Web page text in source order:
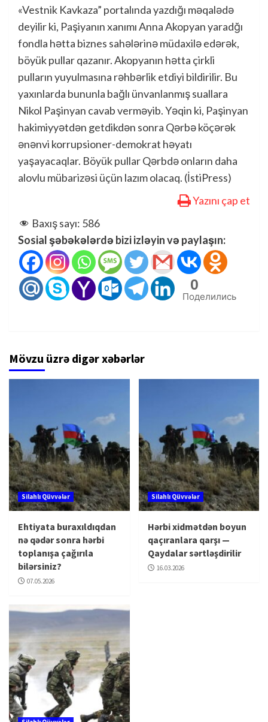
«Vestnik Kavkaza” portalında yazdığı məqalədə
deyilir ki, Paşiyanın xanımı Anna Akopyan yaradğı
fondla hətta biznes sahələrinə müdaxilə edərək,
böyük pullar qazanır. Akopyanın hətta çirkli
pulların yuyulmasına rəhbərlik etdiyi bildirilir. Bu
yaxınlarda bununla bağlı ünvanlanmış suallara
Nikol Paşinyan cavab verməyib. Yəqin ki, Paşinyan
hakimiyyətdən getdikdən sonra Qərbə köçərək
ənənvi korrupsioner-demokrat həyatı
yaşayacaqlar. Böyük pullar Qərbdə onların daha
alovlu mübarizəsi üçün lazım olacaq. (İstiPress)
Yazını çap et
Baxış sayı: 586
Sosial şəbəkələrdə bizi izləyin və paylaşın:
0
Поделились
Mövzu üzrə digər xəbərlər
Silahlı Qüvvələr
Ehtiyata buraxıldıqdan
nə qədər sonra hərbi
toplanışa çağırıla
bilərsiniz?
07.05.2026
Silahlı Qüvvələr
Hərbi xidmətdən boyun
qaçıranlara qarşı —
Qaydalar sərtləşdirilir
16.03.2026